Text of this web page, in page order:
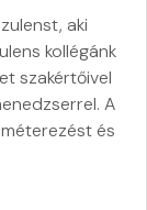
aki
kollégánk
szakértőivel
A
és